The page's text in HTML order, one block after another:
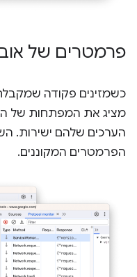
פרמטרים של
כשמזינים פקודה
מציג את המפתחות של
הערכים שלהם ישירות.
הפרמטרים המקוננים.